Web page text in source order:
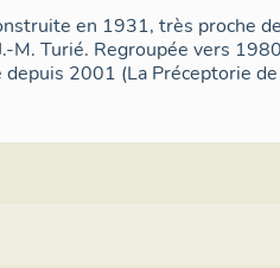
en 1931, très proche
M. Turié. Regroupée vers
2001 (La Préceptorie de